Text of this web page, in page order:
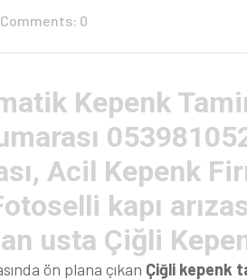
Comments: 0
Kepenk
Acil Kepenk
kapı
usta Çiğli
ön plana çıkan Çiğli kepenk